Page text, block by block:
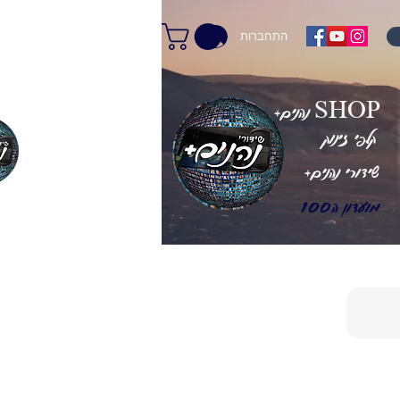
התחברות
+שידורי נהנים
מועדון ה100
+נהנים SHOP
קלפי זינוק